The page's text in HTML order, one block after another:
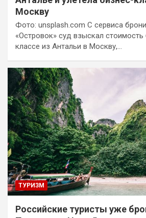
Москву
Фото: unsplash.com С сервиса
«Островок» суд взыскал стоимость
классе из Антальи в Москву,…
ТУРИЗМ
Российские туристы уже